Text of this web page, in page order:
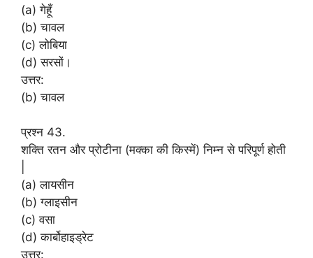
(a) गेहूँ
(b) चावल
(c) लोबिया
(d) सरसों।
उत्तर:
(b) चावल
प्रश्न 43.
शक्ति रतन और प्रोटीना (मक्का की किस्में) निम्न से परिपूर्ण होती
(a) लायसीन
(b) ग्लाइसीन
(c) वसा
(d) कार्बोहाइड्रेट
उत्तर: